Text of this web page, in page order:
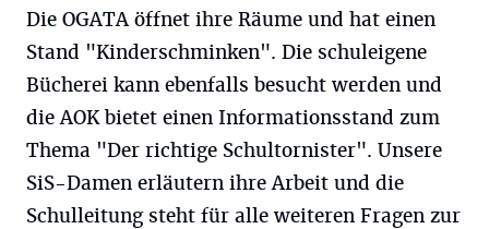
Die OGATA öffnet ihre Räume und hat einen
Stand "Kinderschminken". Die schuleigene
Bücherei kann ebenfalls besucht werden und
die AOK bietet einen Informationsstand zum
Thema "Der richtige Schultornister". Unsere
SiS-Damen erläutern ihre Arbeit und die
Schulleitung steht für alle weiteren Fragen zur